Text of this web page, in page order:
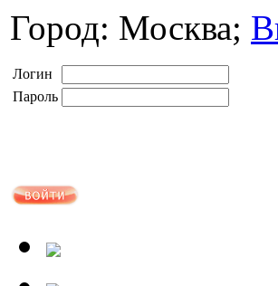
Город: Москва;
Логин
Пароль